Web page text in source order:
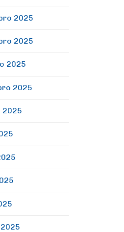
2025
2025
2025
2025
2025